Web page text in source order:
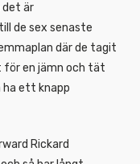
det är
de sex senaste
där de tagit
för en jämn och tät
ett knapp
Rickard